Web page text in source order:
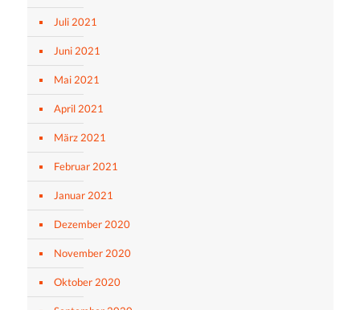
Juli 2021
Juni 2021
Mai 2021
April 2021
März 2021
Februar 2021
Januar 2021
Dezember 2020
November 2020
Oktober 2020